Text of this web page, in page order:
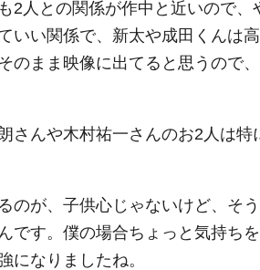
2人との関係が作中と近いので、
いい関係で、新太や成田くんは
のまま映像に出てると思うので
んや木村祐一さんのお2人は特
のが、子供心じゃないけど、そ
です。僕の場合ちょっと気持ち
になりましたね。